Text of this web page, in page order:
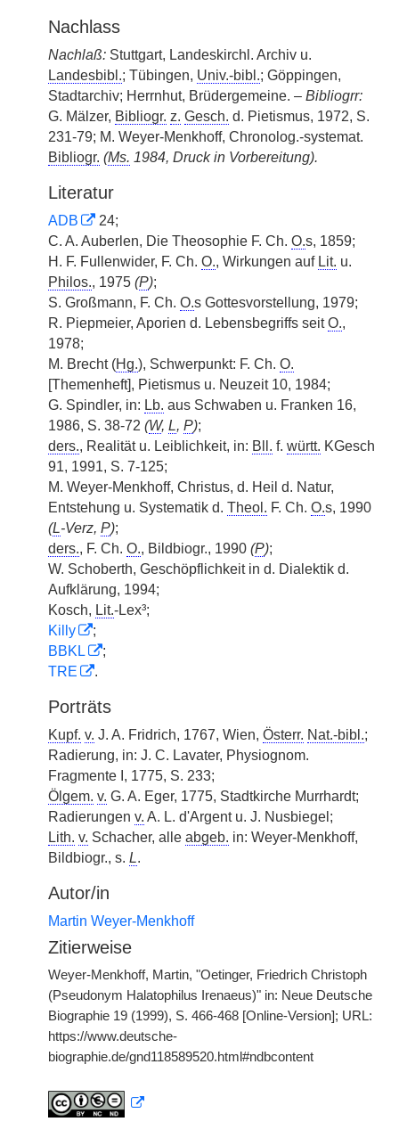
Nachlass
Nachlaß: Stuttgart, Landeskirchl. Archiv u.
Landesbibl.; Tübingen, Univ.-bibl.; Göppingen,
Stadtarchiv; Herrnhut, Brüdergemeine. – Bibliogrr:
G. Mälzer, Bibliogr. z. Gesch. d. Pietismus, 1972, S.
231-79; M. Weyer-Menkhoff, Chronolog.-systemat.
Bibliogr. (Ms. 1984, Druck in Vorbereitung).
Literatur
ADB
24;
C. A. Auberlen, Die Theosophie F. Ch. O.s, 1859;
H. F. Fullenwider, F. Ch. O., Wirkungen auf Lit. u.
Philos., 1975 (P);
S. Großmann, F. Ch. O.s Gottesvorstellung, 1979;
R. Piepmeier, Aporien d. Lebensbegriffs seitO.,
1978;
M. Brecht (Hg.), Schwerpunkt: F. Ch. O.
[Themenheft], Pietismus u. Neuzeit 10, 1984;
G. Spindler, in: Lb. aus Schwaben u. Franken 16,
1986, S. 38-72 (W, L, P);
ders., Realität u. Leiblichkeit, in: Bll. f. württ. KGesch
91, 1991, S. 7-125;
M. Weyer-Menkhoff, Christus, d. Heil d. Natur,
Entstehung u. Systematik d. Theol. F. Ch. O.s, 1990
(L-Verz, P);
ders., F. Ch. O., Bildbiogr., 1990 (P);
W. Schoberth, Geschöpflichkeit in d. Dialektik d.
Aufklärung, 1994;
Kosch, Lit.-Lex³;
Killy
;
BBKL
;
TRE
.
Porträts
Kupf. v. J. A. Fridrich, 1767, Wien, Österr. Nat.-bibl.;
Radierung, in: J. C. Lavater, Physiognom.
Fragmente I, 1775, S. 233;
Ölgem. v. G. A. Eger, 1775, Stadtkirche Murrhardt;
Radierungen v. A. L. d'Argent u. J. Nusbiegel;
Lith. v. Schacher, alle abgeb. in: Weyer-Menkhoff,
Bildbiogr., s. L.
Autor/in
Martin Weyer-Menkhoff
Zitierweise
Weyer-Menkhoff, Martin, "Oetinger, Friedrich Christoph
(Pseudonym Halatophilus Irenaeus)" in: Neue Deutsche
Biographie 19 (1999), S. 466-468 [Online-Version]; URL:
https://www.deutsche-
biographie.de/gnd118589520.html#ndbcontent